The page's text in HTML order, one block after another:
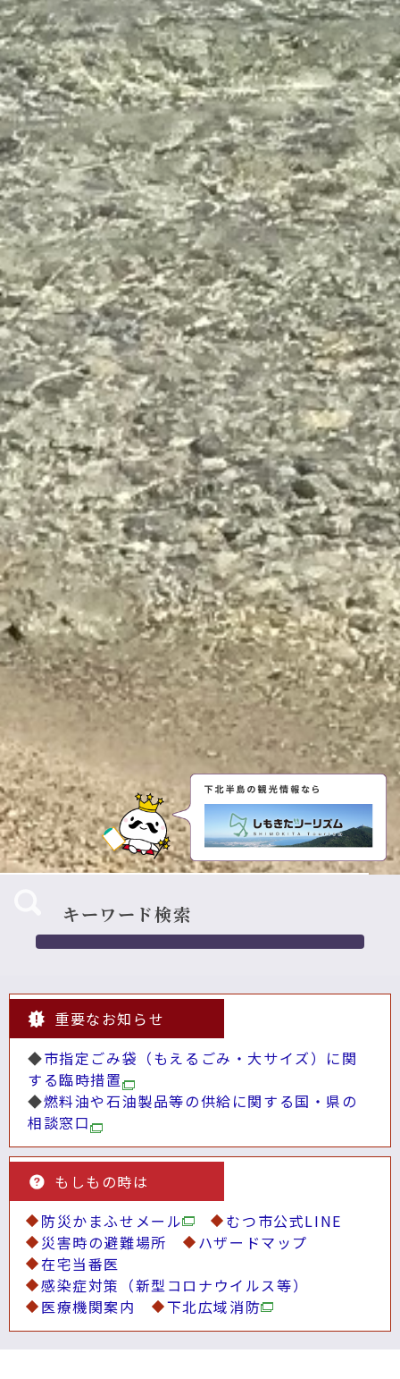
キーワード検索
重要なお知らせ
◆市指定ごみ袋（もえるごみ・大サイズ）に関
する臨時措置
◆燃料油や石油製品等の供給に関する国・県の
相談窓口
もしもの時は
防災かまふせメール
むつ市公式LINE
災害時の避難場所
ハザードマップ
在宅当番医
感染症対策（新型コロナウイルス等）
医療機関案内
下北広域消防